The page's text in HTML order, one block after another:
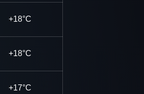
+18°C
+18°C
+17°C